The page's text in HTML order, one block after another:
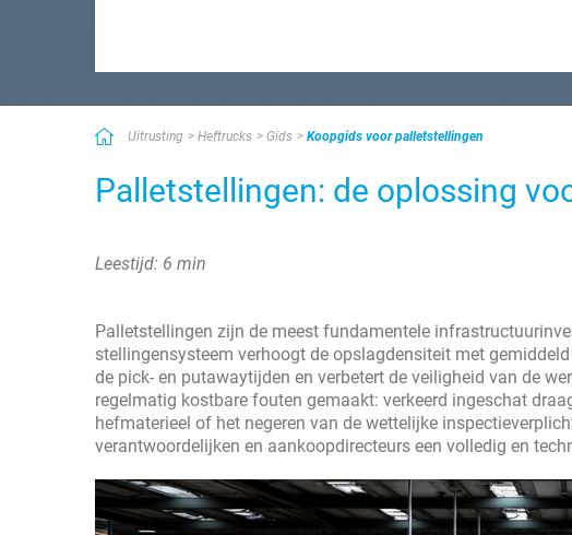
Uitrusting Heftrucks Gids Koopgids voor palletstellingen
Palletstellingen: de oplossing
Leestijd: 6 min
Palletstellingen zijn de meest fundamentele
stellingensysteem verhoogt de opslagdensiteit met gemiddeld
de pick- en putawaytijden en verbetert de veiligheid van de
regelmatig kostbare fouten gemaakt: verkeerd ingeschat
hefmaterieel of het negeren van de wettelijke
verantwoordelijken en aankoopdirecteurs een volledig en